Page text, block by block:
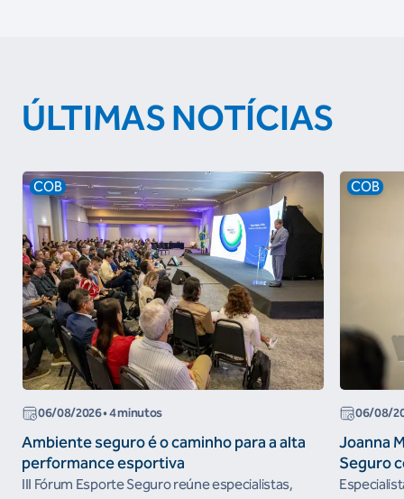
ÚLTIMAS NOTÍCIAS
COB
06/08/2026• 4 minutos
Ambiente seguro é o caminho para a alta
performance esportiva
III Fórum Esporte Seguro reúne especialistas,
COB
06/08/
Joanna
Seguro